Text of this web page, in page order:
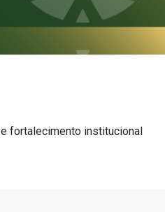
fortalecimento institucional